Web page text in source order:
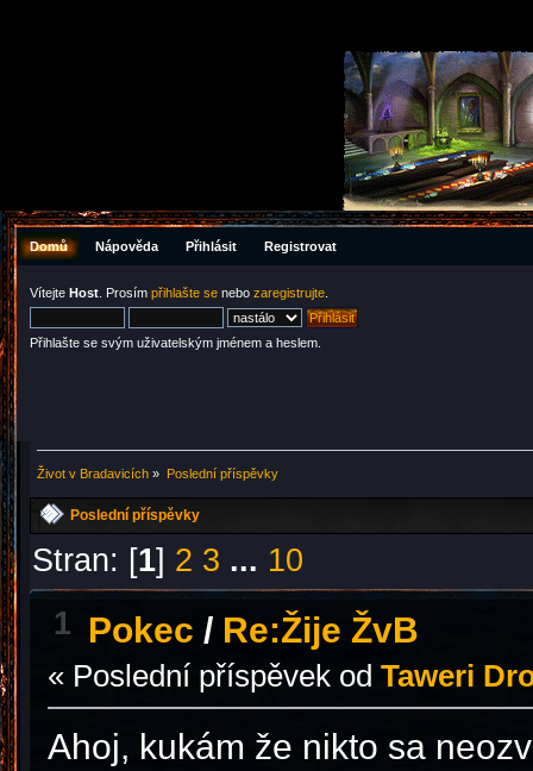
Domů Nápověda Přihlásit Registrovat
Vítejte Host . Prosím přihlašte se nebo zaregistrujte
Přihlašte se svým uživatelským jménem a heslem.
Život v Bradavicích » Poslední příspěvky
Poslední příspěvky
Stran: [1] 2 3 ... 10
1 Pokec / Re:Žije ŽvB
« Poslední příspěvek od Taweri
Ahoj, kukám že nikto sa